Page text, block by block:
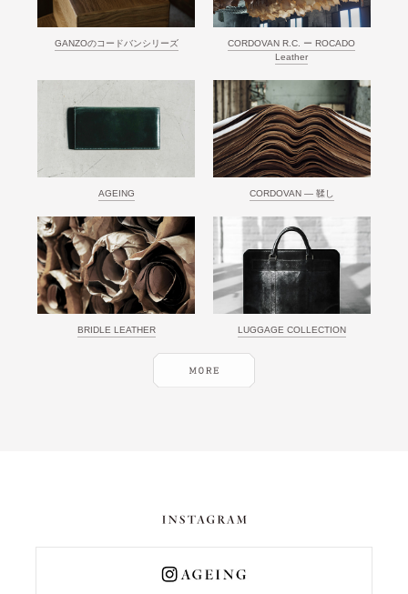
GANZOのコードバンシリーズ
CORDOVAN R.C. ー ROCADO
Leather
AGEING CORDOVAN ― 鞣し
BRIDLE LEATHER LUGGAGE COLLECTION